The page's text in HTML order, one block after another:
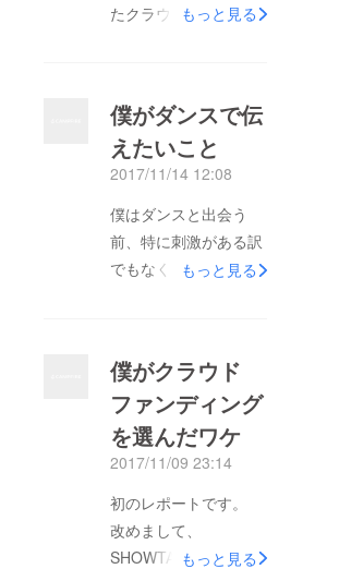
たクラウドファンディ
ど、 達成する前に、
まず動いてしまえ！！
と、ダンスとは縁遠そ
うな老人ホームに ダ
ンスの慰問に行ってき
ました。 以前、介
護のバイトをしていた
もあったのですが、
数年ぶりというのも
あって、 緊張しまし
た。 緊張しました。
キンチョーしてます
(笑) でも、おじい
ちゃんおばあちゃんの
笑顔を見て、 やっぱ
もっと見る
僕がダンスで伝
えたいこと
2017/11/14 12:08
僕はダンスと出会う
前、特に刺激がある訳
でもなく、 毎日をこ
毎日をダンスは一変さ
せてくれました。 ダ
ンスに出会って、鏡の
前に立ち、練習をして
されているような気が
してきます。 そんな
自分と向き合う時間。
もっと見る
僕がクラウド
ファンディング
を選んだワケ
2017/11/09 23:14
初のレポートです。
改めまして、
SHOWTAこと榎本翔
もっと見る